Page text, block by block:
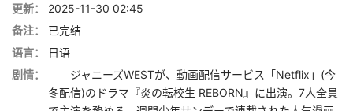
更新：
2025-11-30 02:45
备注：
已完结
语言：
日语
剧情：
ジャニーズWESTが、動画配信サービス「Netflix」(今
冬配信)のドラマ『炎の転校生 REBORN』に出演。7人全員